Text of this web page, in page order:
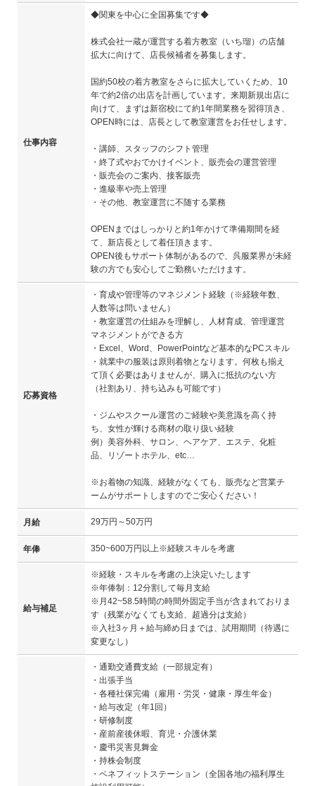
仕事内容
◆関東を中心に全国募集です◆
株式会社一蔵が運営する着方教室（いち瑠）の店舗
拡大に向けて、店長候補者を募集します。
国約50校の着方教室をさらに拡大していくため、10
年で約2倍の出店を計画しています。来期新規出店に
向けて、まずは新宿校にて約1年間業務を習得頂き、
OPEN時には、店長として教室運営をお任せします。
・講師、スタッフのシフト管理
・終了式やおでかけイベント、販売会の運営管理
・販売会のご案内、接客販売
・進級率や売上管理
・その他、教室運営に不随する業務
OPENまではしっかりと約1年かけて準備期間を経
て、新店長として着任頂きます。
OPEN後もサポート体制があるので、呉服業界が未経
験の方でも安心してご勤務いただけます。
応募資格
・育成や管理等のマネジメント経験（※経験年数、
人数等は問いません）
・教室運営の仕組みを理解し、人材育成、管理運営
マネジメントができる方
・Excel、Word、PowerPointなど基本的なPCスキル
・就業中の服装は原則着物となります。何枚も揃え
て頂く必要はありませんが、購入に抵抗のない方
（社割あり、持ち込みも可能です）
・ジムやスクール運営のご経験や美意識を高く持
ち、女性が輝ける商材の取り扱い経験
例）美容外科、サロン、ヘアケア、エステ、化粧
品、リゾートホテル、etc…
※お着物の知識、経験がなくても、販売など営業チ
ームがサポートしますのでご安心ください！
月給 29万円～50万円
年俸 350~600万円以上※経験スキルを考慮
給与補足
※経験・スキルを考慮の上決定いたします
※年俸制：12分割して毎月支給
※月42~58.5時間の時間外固定手当が含まれておりま
す（残業がなくても支給、超過分は支給）
※入社3ヶ月＋給与締め日までは、試用期間（待遇に
変更なし）
・通勤交通費支給（一部規定有）
・出張手当
・各種社保完備（雇用・労災・健康・厚生年金）
・給与改定（年1回）
・研修制度
・産前産後休暇、育児・介護休業
・慶弔災害見舞金
・持株会制度
・ベネフィットステーション（全国各地の福利厚生